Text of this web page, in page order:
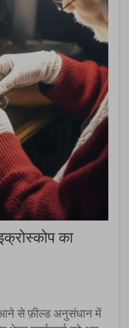
का
आने से फ़ील्ड अनुसंधान में